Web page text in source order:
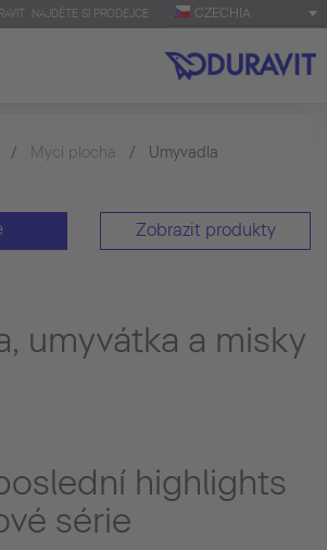
NAJDĚTE SI PRODEJCE CZECHIA
Mycí plocha Umyvadla
Zobrazit produkty
umyvátka a misky
highlights
série